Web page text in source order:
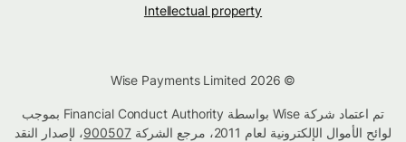
Intellectual property
تم اعتماد شركة Wise بواسطة Financial Conduct Authority بموجب
لوائح الأموال الإلكترونية لعام 2011، مرجع الشركة
900507، لإصدار النقد